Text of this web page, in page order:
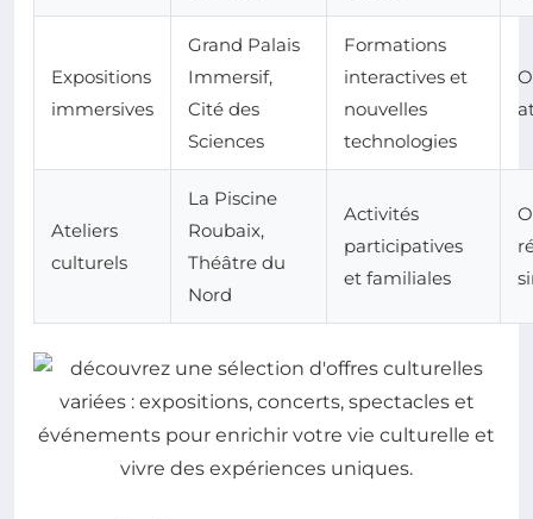
Expositions
immersives
Grand Palais
Immersif,
Cité des
Sciences
Formations
interactives et
nouvelles
technologies
Ateliers
culturels
La Piscine
Roubaix,
Théâtre du
Nord
Activités
participatives
et familiales